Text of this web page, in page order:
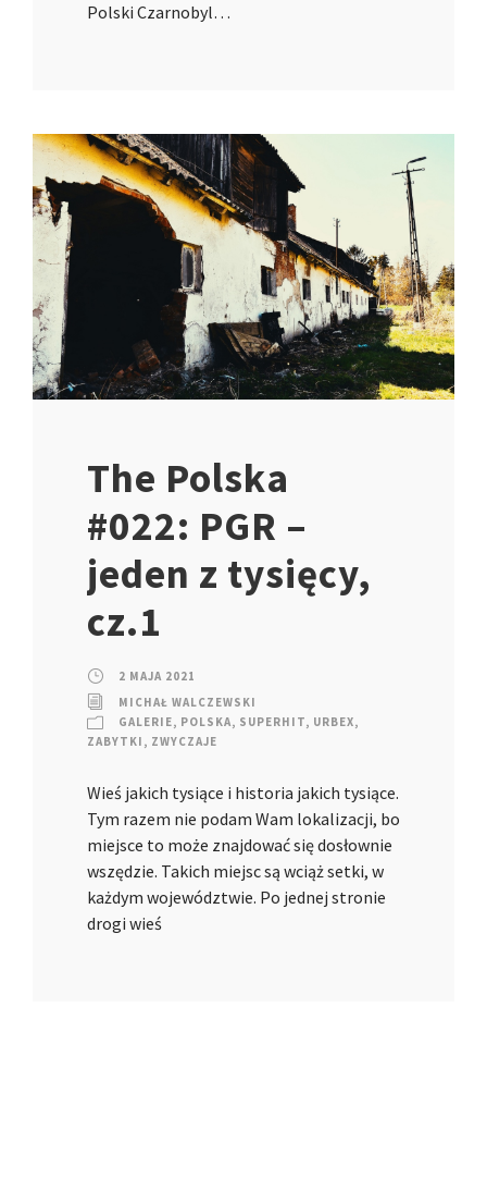
Polski Czarnobyl…
The Polska
#022: PGR –
jeden z tysięcy,
cz.1
2 MAJA 2021
MICHAŁ WALCZEWSKI
GALERIE, POLSKA, SUPERHIT, URBEX,
ZABYTKI , ZWYCZAJE
Wieś jakich tysiące i historia jakich tysiące.
Tym razem nie podam Wam lokalizacji, bo
miejsce to może znajdować się dosłownie
wszędzie. Takich miejsc są wciąż setki, w
każdym województwie. Po jednej stronie
drogi wieś